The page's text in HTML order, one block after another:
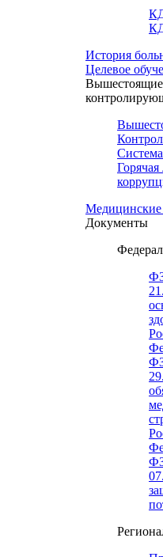
История
Целевое
Медицинские
Документы